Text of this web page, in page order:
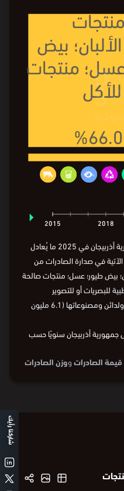
2015 2018
⏵
بيض
منتجات
%66.0
بلغت قيمة صادرات المملكة إلى جمهورية أذربيجان في 2025 ما يُعادل
في صدارة الصادرات من
بيض طيور؛ عسل؛ منتجات صالحة
للبصريات أو للتصوير
ومصنوعاتها (6.1 مليون
جمهورية أذربيجان سنويًا حسب
قيمة الصادراتووزن الصادرات
شاركنا رأيك